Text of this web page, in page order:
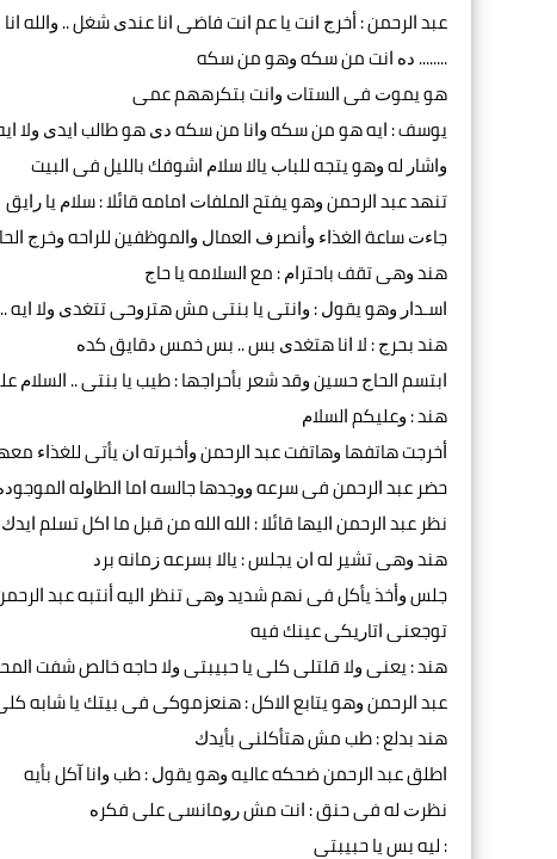
ﻋﺒﺪ ﺍﻟﺮﺣﻤﻦ : ﺃﺧﺮﺝ ﺍﻧﺖ ﻳﺎ ﻋﻢ ﺍﻧﺖ ﻓﺎﺿﻰ ﺍﻧﺎ ﻋﻨﺪﻯ ﺷﻐﻞ .. ﻭﺍﻟﻠﻪ
........ ﺩﻩ ﺍﻧﺖ ﻣﻦ ﺳﻜﻪ ﻭﻫﻮ ﻣﻦ ﺳﻜﻪ
ﻫﻮ ﻳﻤﻮﺕ ﻓﻰ ﺍﻟﺴﺘﺎﺕ ﻭﺍﻧﺖ ﺑﺘﻜﺮﻫﻬﻢ ﻋﻤﻰ
ﻳﻮﺳﻒ : ﺍﻳﻪ ﻫﻮ ﻣﻦ ﺳﻜﻪ ﻭﺍﻧﺎ ﻣﻦ ﺳﻜﻪ ﺩﻯ ﻫﻮ ﻃﺎﻟﺐ ﺍﻳﺪﻯ ﻭﻻ
ﻭﺍﺷﺎﺭ ﻟﻪ ﻭﻫﻮ ﻳﺘﺠﻪ ﻟﻠﺒﺎﺏ ﻳﺎﻻ ﺳﻼﻡ ﺍﺷﻮﻓﻚ ﺑﺎﻟﻠﻴﻞ ﻓﻰ ﺍﻟﺒﻴﺖ
ﺗﻨﻬﺪ ﻋﺒﺪ ﺍﻟﺮﺣﻤﻦ ﻭﻫﻮ ﻳﻔﺘﺢ ﺍﻟﻤﻠﻔﺎﺕ ﺍﻣﺎﻣﻪ ﻗﺎﺋﻼ : ﺳﻼﻡ ﻳﺎ ﺭﺍﻳﻖ
ﺟﺎﺀﺕ ﺳﺎﻋﺔ ﺍﻟﻐﺬﺍﺀ ﻭﺃﻧﺼﺮﻑ ﺍﻟﻌﻤﺎﻝ ﻭﺍﻟﻤﻮﻇﻔﻴﻦ ﻟﻠﺮﺍﺣﻪ
ﻫﻨﺪ ﻭﻫﻰ ﺗﻘﻒ ﺑﺎﺣﺘﺮﺍﻡ : ﻣﻊ ﺍﻟﺴﻼﻣﻪ ﻳﺎ ﺣﺎﺝ
ﺍﺳـﺪﺍﺭ ﻭﻫﻮ ﻳﻘﻮﻝ : ﻭﺍﻧﺘﻰ ﻳﺎ ﺑﻨﺘﻰ ﻣﺶ ﻫﺘﺮﻭﺣﻰ ﺗﺘﻐﺪﻯ ﻭﻻ
ﻫﻨﺪ ﺑﺤﺮﺝ : ﻻ ﺍﻧﺎ ﻫﺘﻐﺪﻯ ﺑﺲ .. ﺑﺲ ﺧﻤﺲ ﺩﻗﺎﻳﻖ ﻛﺪﻩ
ﺍﺑﺘﺴﻢ ﺍﻟﺤﺎﺝ ﺣﺴﻴﻦ ﻭﻗﺪ ﺷﻌﺮ ﺑﺄﺣﺮﺍﺟﻬﺎ : ﻃﻴﺐ ﻳﺎ ﺑﻨﺘﻰ .. ﺍﻟﺴﻼﻡ
ﻫﻨﺪ : ﻭﻋﻠﻴﻜﻢ ﺍﻟﺴﻼﻡ
ﺃﺧﺮﺟﺖ ﻫﺎﺗﻔﻬﺎ ﻭﻫﺎﺗﻔﺖ ﻋﺒﺪ ﺍﻟﺮﺣﻤﻦ ﻭﺃﺧﺒﺮﺗﻪ ﺍﻥ ﻳﺄﺗﻰ ﻟﻠﻐﺬﺍﺀ
ﺣﻀﺮ ﻋﺒﺪ ﺍﻟﺮﺣﻤﻦ ﻓﻰ ﺳﺮﻋﻪ ﻭﻭﺟﺪﻫﺎ ﺟﺎﻟﺴﻪ ﺍﻣﺎ ﺍﻟﻄﺎﻭﻟﻪ
ﻧﻈﺮ ﻋﺒﺪ ﺍﻟﺮﺣﻤﻦ ﺍﻟﻴﻬﺎ ﻗﺎﺋﻼ : ﺍﻟﻠﻪ ﺍﻟﻠﻪ ﻣﻦ ﻗﺒﻞ ﻣﺎ ﺍﻛﻞ ﺗﺴﻠﻢ
ﻫﻨﺪ ﻭﻫﻰ ﺗﺸﻴﺮ ﻟﻪ ﺍﻥ ﻳﺠﻠﺲ : ﻳﺎﻻ ﺑﺴﺮﻋﻪ ﺯﻣﺎﻧﻪ ﺑﺮﺩ
ﺟﻠﺲ ﻭﺃﺧﺬ ﻳﺄﻛﻞ ﻓﻰ ﻧﻬﻢ ﺷﺪﻳﺪ ﻭﻫﻰ ﺗﻨﻈﺮ ﺍﻟﻴﻪ ﺃﻧﺘﺒﻪ ﻋﺒﺪ
ﺗﻮﺟﻌﻨﻰ ﺍﺗﺎﺭﻳﻜﻰ ﻋﻴﻨﻚ ﻓﻴﻪ
ﻫﻨﺪ : ﻳﻌﻨﻰ ﻭﻻ ﻗﻠﺘﻠﻰ ﻛﻠﻰ ﻳﺎ ﺣﺒﻴﺒﺘﻰ ﻭﻻ ﺣﺎﺟﻪ ﺧﺎﻟﺺ ﺷﻔﺖ
ﻋﺒﺪ ﺍﻟﺮﺣﻤﻦ ﻭﻫﻮ ﻳﺘﺎﺑﻊ ﺍﻻﻛﻞ : ﻫﻨﻌﺰﻣﻮﻛﻰ ﻓﻰ ﺑﻴﺘﻚ ﻳﺎ ﺷﺎﺑﻪ
ﻫﻨﺪ ﺑﺪﻟﻊ : ﻃﺐ ﻣﺶ ﻫﺘﺄﻛﻠﻨﻰ ﺑﺄﻳﺪﻙ
ﺍﻃﻠﻖ ﻋﺒﺪ ﺍﻟﺮﺣﻤﻦ ﺿﺤﻜﻪ ﻋﺎﻟﻴﻪ ﻭﻫﻮ ﻳﻘﻮﻝ : ﻃﺐ ﻭﺍﻧﺎ ﺁﻛﻞ ﺑﺄﻳﻪ
ﻧﻈﺮﺕ ﻟﻪ ﻓﻰ ﺣﻨﻖ : ﺍﻧﺖ ﻣﺶ ﺭﻭﻣﺎﻧﺴﻰ ﻋﻠﻰ ﻓﻜﺮﻩ
: ﻟﻴﻪ ﺑﺲ ﻳﺎ ﺣﺒﻴﺒﺘﻰ